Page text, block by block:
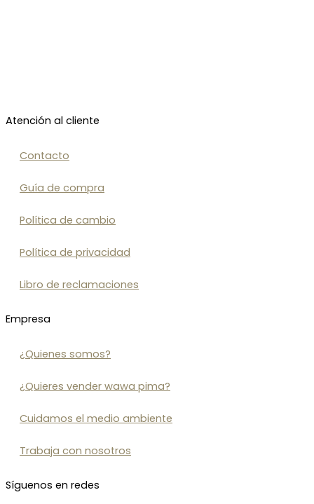
Atención al cliente
Contacto
Guía de compra
Política de cambio
Política de privacidad
Libro de reclamaciones
Empresa
¿Quienes somos?
¿Quieres vender wawa pima?
Cuidamos el medio ambiente
Trabaja con nosotros
Síguenos en redes